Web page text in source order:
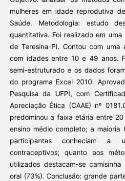
mulheres em idade reprodutiva
Saúde. Metodologia: estudo
quantitativa. Foi realizado em
de Teresina-PI. Contou com uma
com idades entre 10 e 49 anos.
semi-estruturado e os dados
do programa Excel 2010.
Pesquisa da UFPI, com
Apreciação Ética (CAAE) nº
predominou a faixa etária entre
ensino médio completo; a
participantes conheciam a
contraceptivos; quanto aos
utilizados destacam-se
oral (73%). Conclusão: grande